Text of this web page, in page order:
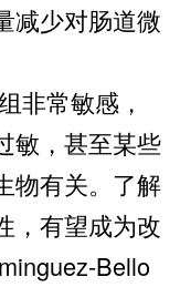
减少对肠道微
常敏感，
敏，甚至某些
物有关。了解
，有望成为改
Bello